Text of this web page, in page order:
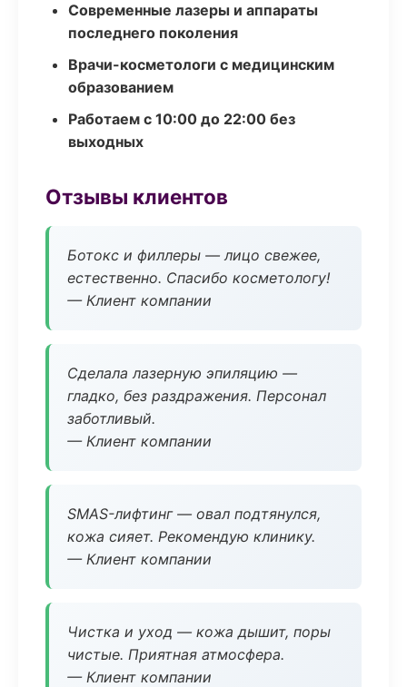
Современные лазеры и аппараты
последнего поколения
Врачи-косметологи с медицинским
образованием
Работаем с 10:00 до 22:00 без
выходных
Отзывы клиентов
Ботокс и филлеры — лицо свежее,
естественно. Спасибо косметологу!
— Клиент компании
Сделала лазерную эпиляцию —
гладко, без раздражения. Персонал
заботливый.
— Клиент компании
SMAS-лифтинг — овал подтянулся,
кожа сияет. Рекомендую клинику.
— Клиент компании
Чистка и уход — кожа дышит, поры
чистые. Приятная атмосфера.
— Клиент компании